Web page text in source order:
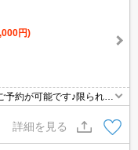
円)
約が可能です♪限られた
ようにお手伝いさせてい
詳細を見る